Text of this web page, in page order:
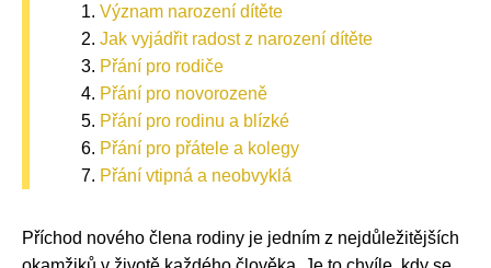
Význam narození dítěte
Jak vyjádřit radost z narození dítěte
Přání pro rodiče
Přání pro novorozeně
Přání pro rodinu a blízké
Přání pro přátele a kolegy
Přání vtipná a neobvyklá
Příchod nového člena rodiny je jedním z nejdůležitějších